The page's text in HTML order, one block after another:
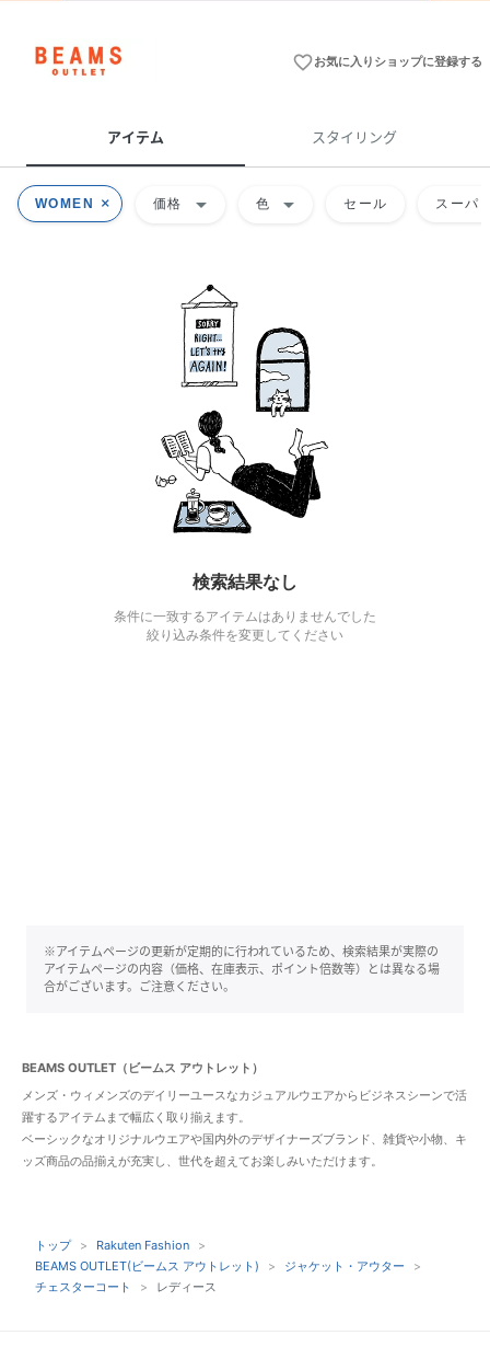
favorite_borderお気に入りショップに登録する
アイテム スタイリング
WOMEN 価格 arrow_drop_down 色 arrow_drop_down セール スーパ
検索結果なし
条件に一致するアイテムはありませんでした
絞り込み条件を変更してください
※アイテムページの更新が定期的に行われているため、検索結果が実際の
アイテムページの内容（価格、在庫表示、ポイント倍数等）とは異なる場
合がございます。ご注意ください。
BEAMS OUTLET（ビームス アウトレット）
メンズ・ウィメンズのデイリーユースなカジュアルウエアからビジネスシーンで活
躍するアイテムまで幅広く取り揃えます。
ベーシックなオリジナルウエアや国内外のデザイナーズブランド、雑貨や小物、キ
ッズ商品の品揃えが充実し、世代を超えてお楽しみいただけます。
トップ
Rakuten Fashion
BEAMS OUTLET(ビームス アウトレット)
ジャケット・アウター
チェスターコート
レディース